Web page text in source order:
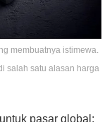
membuatnya istimewa.
salah satu alasan harga
pasar global: